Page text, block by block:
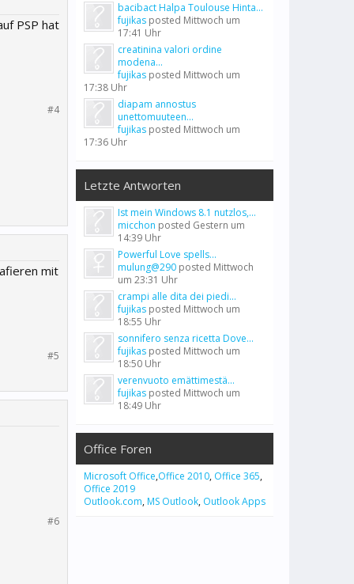
PSP hat
#4
mit
#5
#6
bacibact Halpa Toulouse Hinta...
fujikas posted Mittwoch um
17:41 Uhr
creatinina valori ordine
modena...
fujikas posted Mittwoch um
17:38 Uhr
diapam annostus
unettomuuteen...
fujikas posted Mittwoch um
17:36 Uhr
Letzte Antworten
Ist mein Windows 8.1 nutzlos,...
micchon posted Gestern um
14:39 Uhr
Powerful Love spells...
mulung@290 posted Mittwoch
um 23:31 Uhr
crampi alle dita dei piedi...
fujikas posted Mittwoch um
18:55 Uhr
sonnifero senza ricetta Dove...
fujikas posted Mittwoch um
18:50 Uhr
verenvuoto emättimestä...
fujikas posted Mittwoch um
18:49 Uhr
Office Foren
Microsoft Office,Office 2010, Office 365,
Office 2019
Outlook.com, MS Outlook, Outlook Apps